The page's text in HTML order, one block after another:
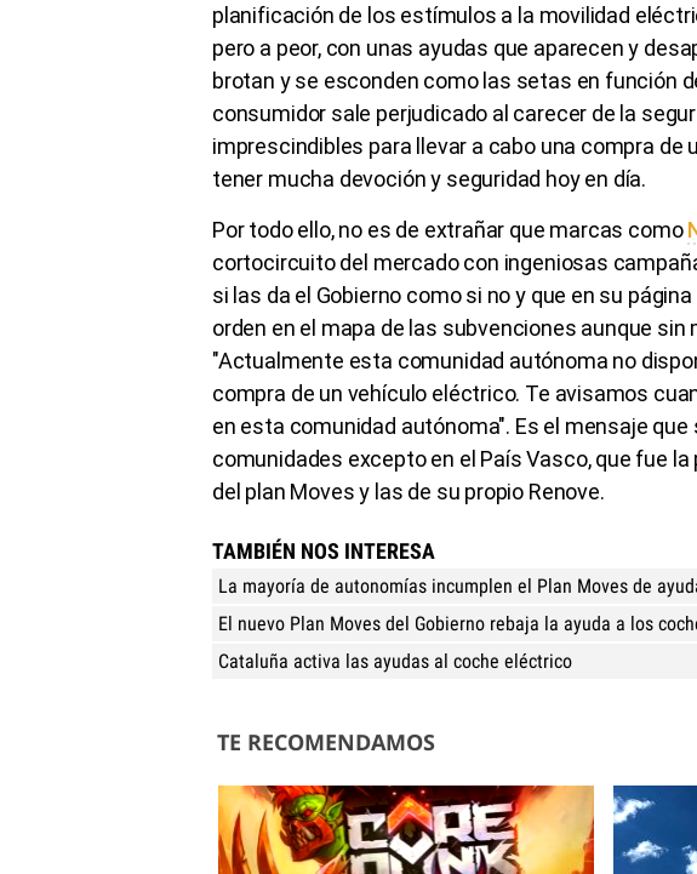
planificación de los estímulos a la movilidad
pero a peor, con unas ayudas que aparecen y
brotan y se esconden como las setas en función
consumidor sale perjudicado al carecer de la
imprescindibles para llevar a cabo una compra de
tener mucha devoción y seguridad hoy en día.
Por todo ello, no es de extrañar que marcas como
cortocircuito del mercado con ingeniosas
si las da el Gobierno como si no y que en su
orden en el mapa de las subvenciones aunque
"Actualmente esta comunidad autónoma no
compra de un vehículo eléctrico. Te avisamos
en esta comunidad autónoma". Es el mensaje
comunidades excepto en el País Vasco, que fue
del plan Moves y las de su propio Renove.
TAMBIÉN NOS INTERESA
La mayoría de autonomías incumplen el Plan Moves de
El nuevo Plan Moves del Gobierno rebaja la ayuda a los
Cataluña activa las ayudas al coche eléctrico
TE RECOMENDAMOS